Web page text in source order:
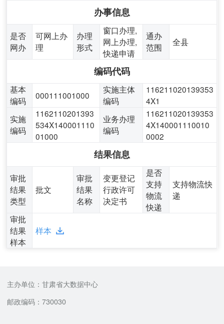
办事信息
是否
网办
可网上办
理
办理
形式
窗口办理,
网上办理,
快递申请
通办
范围
全县
编码代码
基本
编码
000111001000
实施主体
编码
116211020139353
4X1
实施
编码
1162110201393
534X140001110
01000
业务办理
编码
116211020139353
4X140001110010
0002
结果信息
审批
结果
类型
批文
审批
结果
名称
变更登记
行政许可
决定书
是否
支持
物流
快递
支持物流快
递
审批
结果
样本
样本
主办单位：甘肃省大数据中心
邮政编码：730030